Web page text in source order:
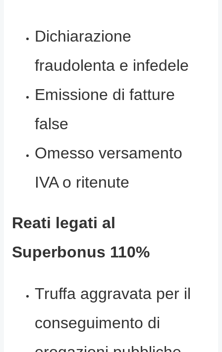
Dichiarazione
fraudolenta e infedele
Emissione di fatture
false
Omesso versamento
IVA o ritenute
Reati legati al
Superbonus 110%
Truffa aggravata per il
conseguimento di